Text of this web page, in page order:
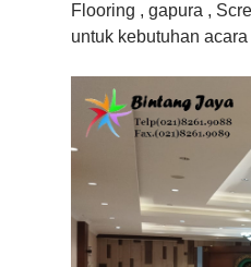
Flooring , gapura ,
untuk kebutuhan acara